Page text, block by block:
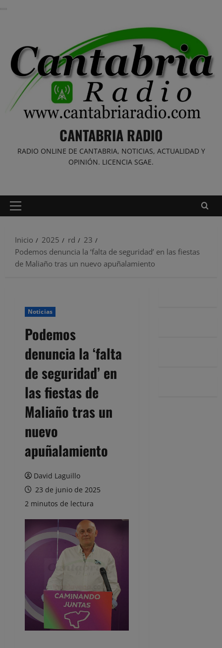
CANTABRIA RADIO
RADIO ONLINE DE CANTABRIA, NOTICIAS, ACTUALIDAD Y
OPINIÓN. LICENCIA SGAE.
Menú
Inicio
2025 rd
23
Podemos denuncia la ‘falta de seguridad’ en las fiestas
de Maliaño tras un nuevo apuñalamiento
Noticias
Podemos
denuncia la ‘falta
de seguridad’ en
las fiestas de
Maliaño tras un
nuevo
apuñalamiento
David Laguillo
23 de junio de 2025
2 minutos de lectura